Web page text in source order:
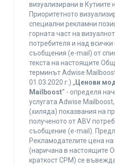
визуализирани в Кутиите
Приоритетното
специални рекламни
горната част на
потребителя и над
съобщения (e-mail) от
текста на настоящите
терминът Adwise
01.03.2020 г.) „ Ценови
Mailboost“ - определя
услугата Adwise
(хиляда) показвания на
полученото от ABV
съобщение (e-mail).
Рекламодателите цена
(наричана в настоящите
краткост CPM) се